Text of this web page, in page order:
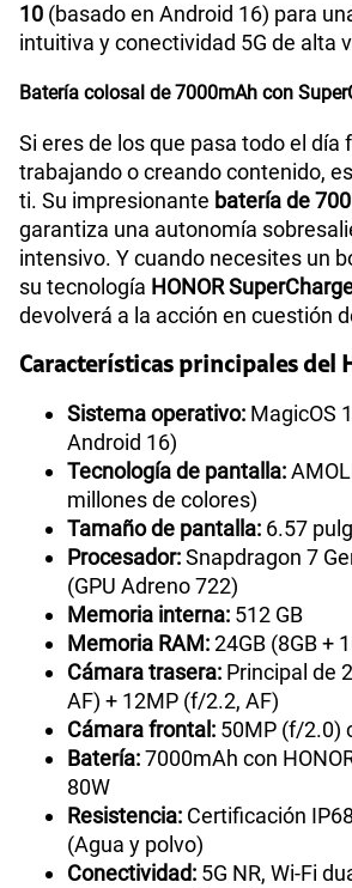
10 (basado en Android 16) para
intuitiva y conectividad 5G de alta
Batería colosal de 7000mAh con
Si eres de los que pasa todo el día
trabajando o creando contenido,
ti. Su impresionante batería de
garantiza una autonomía
intensivo. Y cuando necesites un
su tecnología HONOR
devolverá a la acción en cuestión
Características principales del
Sistema operativo: MagicOS
Android 16)
Tecnología de pantalla:
millones de colores)
Tamaño de pantalla: 6.57
Procesador:Snapdragon 7
(GPU Adreno 722)
Memoria interna: 512 GB
Memoria RAM:24GB (8GB +
Cámara trasera: Principal de
AF) + 12MP (f/2.2, AF)
Cámara frontal: 50MP (f/2.0)
Batería:7000mAh con
80W
Resistencia: Certificación
(Agua y polvo)
Conectividad: 5G NR, Wi-Fi